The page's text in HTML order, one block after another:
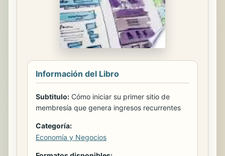
Información del Libro
Subtitulo: Cómo iniciar su primer sitio de
membresía que genera ingresos recurrentes
Categoría:
Economía y Negocios